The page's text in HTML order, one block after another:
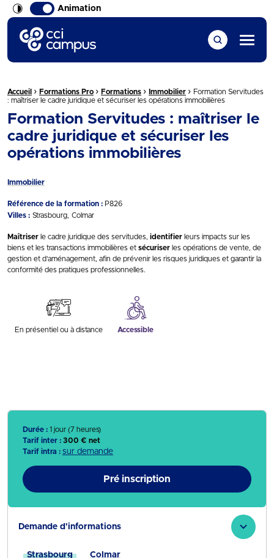
Animation
CCI Campus La formation qui vous ressemble
Menu
Fil d'Ariane :
Accueil › Formations Pro › Formations › Immobilier › Formation Servitudes
: maîtriser le cadre juridique et sécuriser les opérations immobilières
Formation Servitudes : maîtriser le
cadre juridique et sécuriser les
opérations immobilières
Immobilier
Référence de la formation : P826
Villes : Strasbourg Colmar
Maîtriser le cadre juridique des servitudes, identifier leurs impacts sur les
biens et les transactions immobilières et sécuriser les opérations de vente, de
gestion et d’aménagement, afin de prévenir les risques juridiques et garantir la
conformité des pratiques professionnelles.
En présentiel ou à distance Accessible
Durée : 1 jour (7 heures)
Tarif inter : 300 € net
Tarif intra : sur demande
Pré inscription
Demande d'informations
Strasbourg Colmar